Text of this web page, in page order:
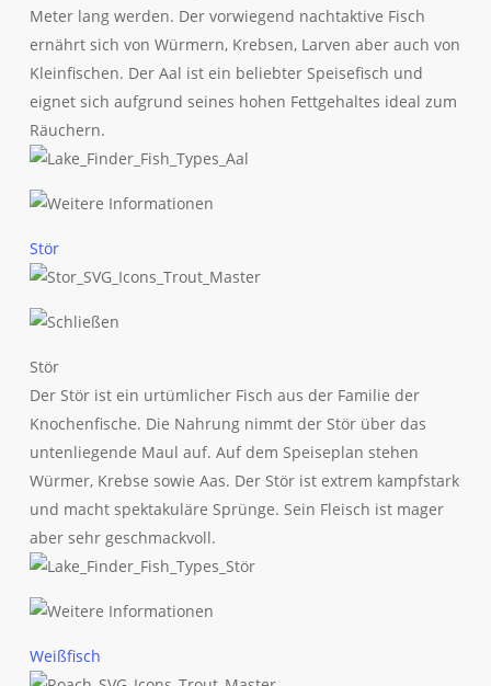
Meter lang werden. Der vorwiegend nachtaktive Fisch
ernährt sich von Würmern, Krebsen, Larven aber auch von
Kleinfischen. Der Aal ist ein beliebter Speisefisch und
eignet sich aufgrund seines hohen Fettgehaltes ideal zum
Räuchern.
Stör
Stör
Der Stör ist ein urtümlicher Fisch aus der Familie der
Knochenfische. Die Nahrung nimmt der Stör über das
untenliegende Maul auf. Auf dem Speiseplan stehen
Würmer, Krebse sowie Aas. Der Stör ist extrem kampfstark
und macht spektakuläre Sprünge. Sein Fleisch ist mager
aber sehr geschmackvoll.
Weißfisch